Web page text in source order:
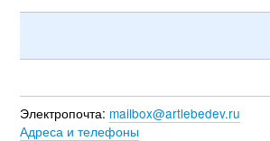
Электропочта: mailbox@artlebedev.ru
Адреса и телефоны